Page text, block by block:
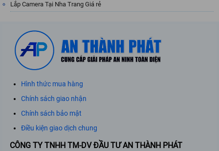
Lắp Camera Tại Nha Trang Giá rẻ
Hình thức mua hàng
Chính sách giao nhận
Chính sách bảo mật
Điều kiện giao dịch chung
CÔNG TY TNHH TM-DV ĐẦU TƯ AN THÀNH PHÁT